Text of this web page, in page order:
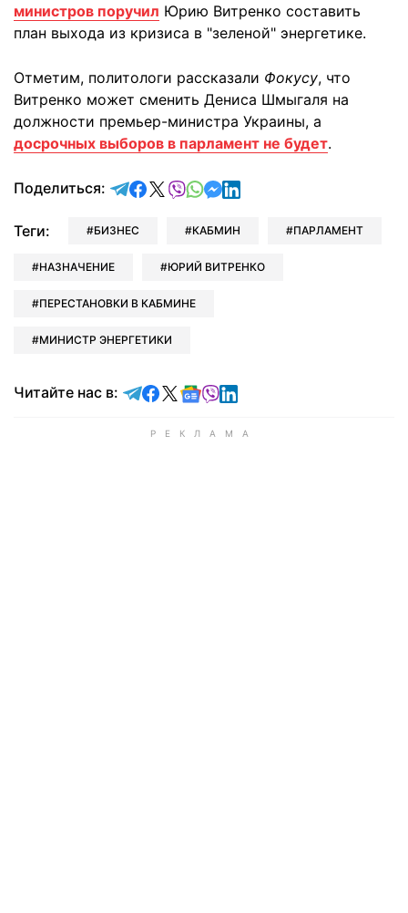
министров поручил Юрию Витренко составить
план выхода из кризиса в "зеленой" энергетике.
Отметим, политологи рассказали Фокусу, что
Витренко может сменить Дениса Шмыгаля на
должности премьер-министра Украины, а
досрочных выборов в парламент не будет.
Поделиться: отправить в Telegram
поделиться в Facebook
поделиться в X
отправить в Viber
отправить в Whatsapp
отправить в Messenger
отправить в LinkedIn
Теги: БИЗНЕС КАБМИН ПАРЛАМЕНТ
НАЗНАЧЕНИЕ ЮРИЙ ВИТРЕНКО
ПЕРЕСТАНОВКИ В КАБМИНЕ
МИНИСТР ЭНЕРГЕТИКИ
Читайте нас в: Читайте в Telegram
Читайте в Facebook
Читайте в X
Читайте в Google news
Читайте в Viber
Читайте в LinkedIn